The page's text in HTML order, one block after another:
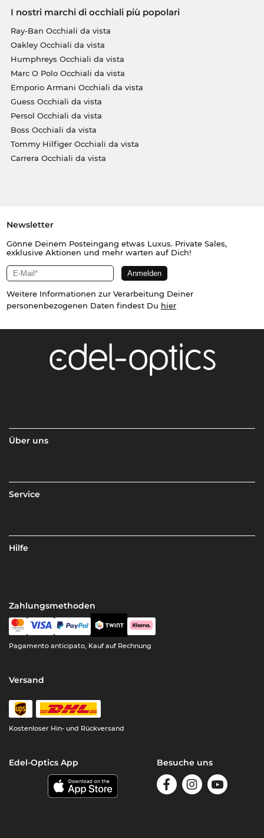
I nostri marchi di occhiali più popolari
Ray-Ban Occhiali da vista
Oakley Occhiali da vista
Humphreys Occhiali da vista
Marc O Polo Occhiali da vista
Emporio Armani Occhiali da vista
Guess Occhiali da vista
Persol Occhiali da vista
Boss Occhiali da vista
Tommy Hilfiger Occhiali da vista
Carrera Occhiali da vista
Newsletter
Gönne Deinem Posteingang etwas Luxus. Private Sales,
exklusive Aktionen und mehr warten auf Dich!
Weitere Informationen zur Verarbeitung Deiner
personenbezogenen Daten findest Du hier
Über uns
Service
Hilfe
Zahlungsmethoden
Pagamento anticipato, Kauf auf Rechnung
Versand
Kostenloser Hin- und Rückversand
Edel-Optics App Besuche uns